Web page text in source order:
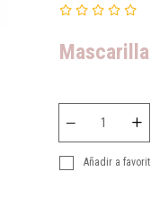
Añadir a